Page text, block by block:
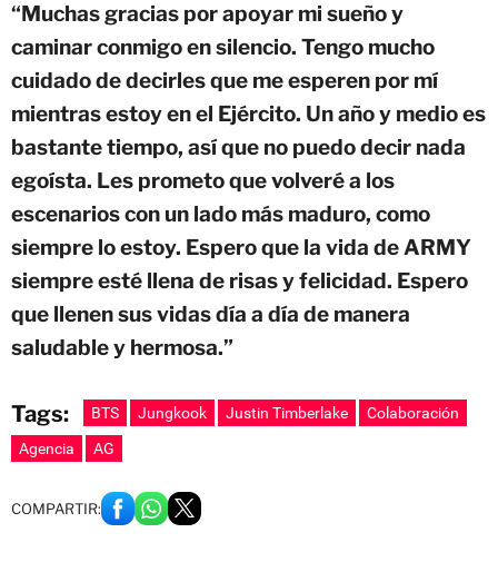
“Muchas gracias por apoyar mi sueño y
caminar conmigo en silencio. Tengo mucho
cuidado de decirles que me esperen por mí
mientras estoy en el Ejército. Un año y medio es
bastante tiempo, así que no puedo decir nada
egoísta. Les prometo que volveré a los
escenarios con un lado más maduro, como
siempre lo estoy. Espero que la vida de ARMY
siempre esté llena de risas y felicidad. Espero
que llenen sus vidas día a día de manera
saludable y hermosa.”
Tags: BTS Jungkook Justin Timberlake
Colaboración
Agencia
AG
COMPARTIR: